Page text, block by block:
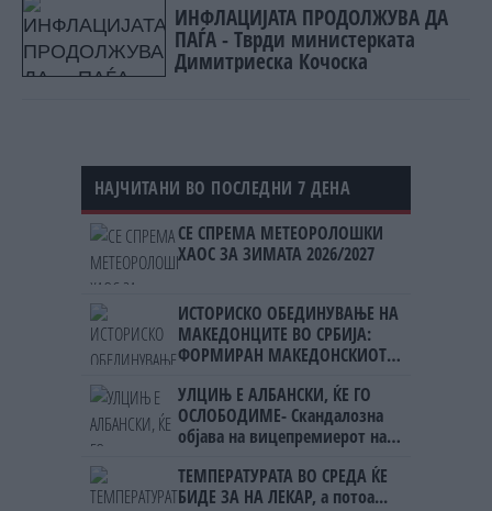
ИНФЛАЦИЈАТА ПРОДОЛЖУВА ДА
ПАЃА - Тврди министерката
Димитриеска Кочоска
НАЈЧИТАНИ ВО ПОСЛЕДНИ 7 ДЕНА
СЕ СПРЕМА МЕТЕОРОЛОШКИ
ХАОС ЗА ЗИМАТА 2026/2027
ИСТОРИСКО ОБЕДИНУВАЊЕ НА
МАКЕДОНЦИТЕ ВО СРБИЈА:
ФОРМИРАН МАКЕДОНСКИОТ
УЛЦИЊ Е АЛБАНСКИ, ЌЕ ГО
ОСЛОБОДИМЕ- Скандалозна
објава на вицепремиерот на
ТЕМПЕРАТУРАТА ВО СРЕДА ЌЕ
БИДЕ ЗА НА ЛЕКАР, а потоа...